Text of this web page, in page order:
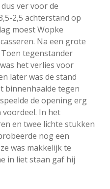
ver voor de
2,5 achterstand op
moest Wopke
Na een grote
tegenstander
het verlies voor
later was de stand
binnenhaalde tegen
de opening erg
In het
en twee lichte stukken
nog een
was makkelijk te
in liet staan gaf hij